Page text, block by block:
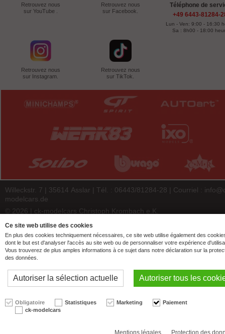
Retrouvez nous
sur YouTube .
Retrouvez nous
sur Facebook.
Retrouvez nous
sur Instagram.
Retrouvez nous
sur TikTok.
Téléphone de
+49 6443-81284-
Lun - Ven: 9:00 - 16:30
Sa : 8h00 - 18:00
Willeckstr. 7 | 35614 Asslar | Tél. : 06443/81284-28 | Courriel :
modelcars.de
© 2026 | ck-modelcars Christoph Krombach e.K.
4.9/5.00of7439 ck-modelcars.de customer reviews | Trusted Shops
Ce site web utilise des cookies
En plus des cookies techniquement nécessaires, ce site web utilise également des
dont le but est d'analyser l'accès au site web ou de personnaliser votre expérience
Vous trouverez de plus amples informations à ce sujet dans notre déclaration sur la
des données.
Autoriser la sélection actuelle Autoriser tous les
Obligatoire Statistiques Marketing
Paiement
ck-modelcars
Mentions légales Protection des